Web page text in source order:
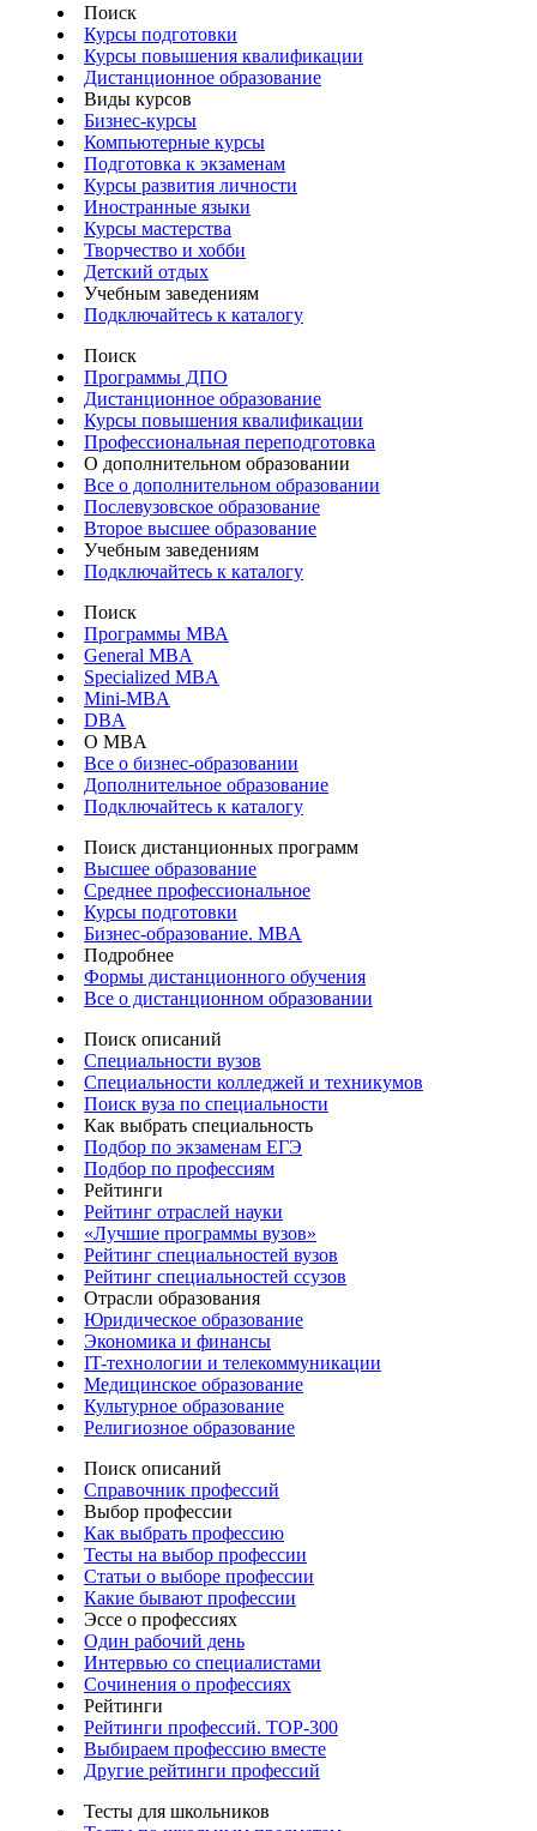
Поиск
Курсы подготовки
Курсы повышения квалификации
Дистанционное образование
Виды курсов
Бизнес-курсы
Компьютерные курсы
Подготовка к экзаменам
Курсы развития личности
Иностранные языки
Курсы мастерства
Творчество и хобби
Детский отдых
Учебным заведениям
Подключайтесь к каталогу
Поиск
Программы ДПО
Дистанционное образование
Курсы повышения квалификации
Профессиональная переподготовка
О дополнительном образовании
Все о дополнительном образовании
Послевузовское образование
Второе высшее образование
Учебным заведениям
Подключайтесь к каталогу
Поиск
Программы МВА
General MBA
Specialized MBA
Mini-MBA
DBA
О MBA
Все о бизнес-образовании
Дополнительное образование
Подключайтесь к каталогу
Поиск дистанционных программ
Высшее образование
Среднее профессиональное
Курсы подготовки
Бизнес-образование. MBA
Подробнее
Формы дистанционного обучения
Все о дистанционном образовании
Поиск описаний
Специальности вузов
Специальности колледжей и техникумов
Поиск вуза по специальности
Как выбрать специальность
Подбор по экзаменам ЕГЭ
Подбор по профессиям
Рейтинги
Рейтинг отраслей науки
«Лучшие программы вузов»
Рейтинг специальностей вузов
Рейтинг специальностей ссузов
Отрасли образования
Юридическое образование
Экономика и финансы
IT-технологии и телекоммуникации
Медицинское образование
Культурное образование
Религиозное образование
Поиск описаний
Справочник профессий
Выбор профессии
Как выбрать профессию
Тесты на выбор профессии
Статьи о выборе профессии
Какие бывают профессии
Эссе о профессиях
Один рабочий день
Интервью со специалистами
Сочинения о профессиях
Рейтинги
Рейтинги профессий. TOP-300
Выбираем профессию вместе
Другие рейтинги профессий
Тесты для школьников